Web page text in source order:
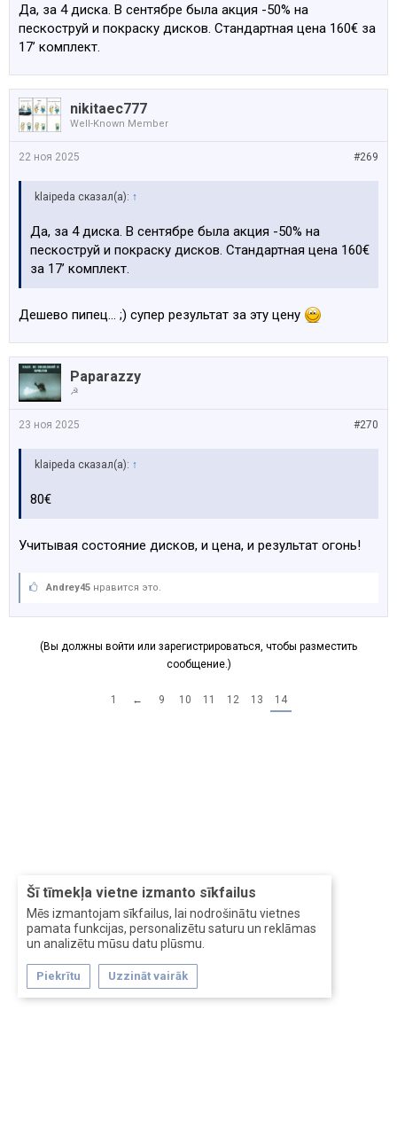
Šī tīmekļa vietne izmanto sīkfailus
Mēs izmantojam sīkfailus, lai nodrošinātu vietnes
pamata funkcijas, personalizētu saturu un reklāmas
un analizētu mūsu datu plūsmu.
Piekrītu Uzzināt vairāk
Да, за 4 диска. В сентябре была акция -50% на
пескоструй и покраску дисков. Стандартная цена 160€ за
17’ комплект.
nikitaec777
Well-Known Member
#269
22 ноя 2025
klaipeda сказал(а): ↑
Да, за 4 диска. В сентябре была акция -50% на
пескоструй и покраску дисков. Стандартная цена 160€
за 17’ комплект.
Дешево пипец… ;) супер результат за эту цену
Paparazzy
☭
#270
23 ноя 2025
klaipeda сказал(а): ↑
80€
Учитывая состояние дисков, и цена, и результат огонь!
Andrey45 нравится это.
(Вы должны войти или зарегистрироваться, чтобы разместить
сообщение.)
1 ← 9 10 11 12 13 14